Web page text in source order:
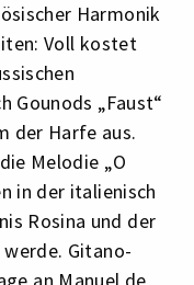
Harmonik
Voll kostet
Gounods „Faust“
der Harfe aus.
Melodie „O
in der italienisch
Rosina und der
Gitano-